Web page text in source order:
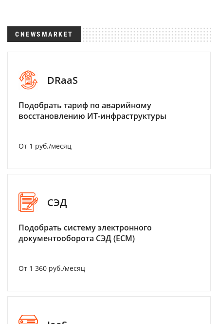
CNEWSMARKET
DRaaS
Подобрать тариф по аварийному
восстановлению ИТ-инфраструктуры
От 1 руб./месяц
СЭД
Подобрать систему электронного
документооборота СЭД (ECM)
От 1 360 руб./месяц